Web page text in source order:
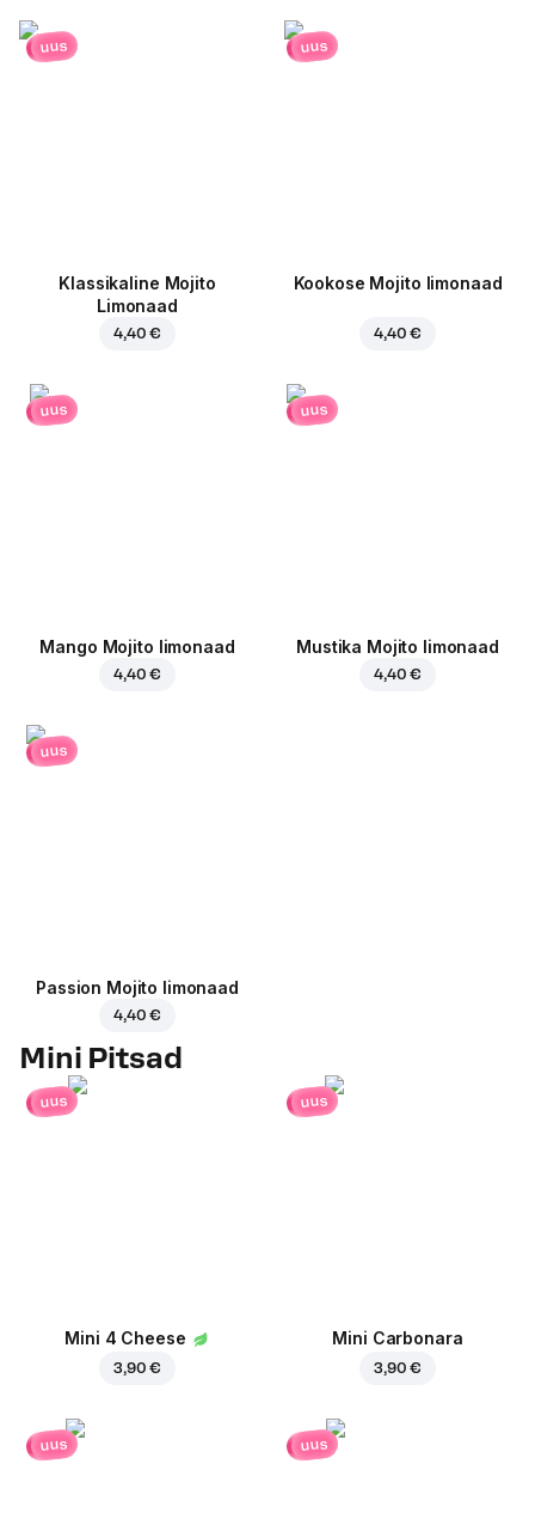
uus
Klassikaline Mojito
Limonaad
4,40 €
uus
Kookose Mojito limonaad
4,40 €
uus
Mango Mojito limonaad
4,40 €
uus
Mustika Mojito limonaad
4,40 €
uus
Passion Mojito limonaad
4,40 €
Mini Pitsad
uus
Mini 4 Cheese
3,90 €
uus
Mini Carbonara
3,90 €
uus uus